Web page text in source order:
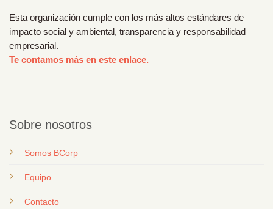
Esta organización cumple con los más altos estándares de
impacto social y ambiental, transparencia y responsabilidad
empresarial.
Te contamos más en este enlace.
Sobre nosotros
Somos BCorp
Equipo
Contacto